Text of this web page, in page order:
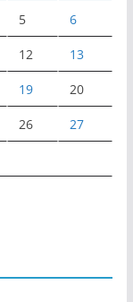
5 6
12 13
19 20
26 27